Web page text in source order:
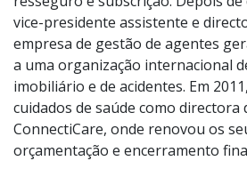
vice-presidente assistente e
empresa de gestão de agentes
a uma organização internacional
imobiliário e de acidentes. Em
cuidados de saúde como directora
ConnectiCare, onde renovou os
orçamentação e encerramento